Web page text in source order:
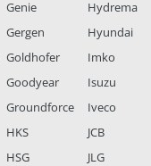
Genie
Gergen
Goldhofer
Goodyear
Groundforce
HKS
HSG
Hydrema
Hyundai
Imko
Isuzu
Iveco
JCB
JLG